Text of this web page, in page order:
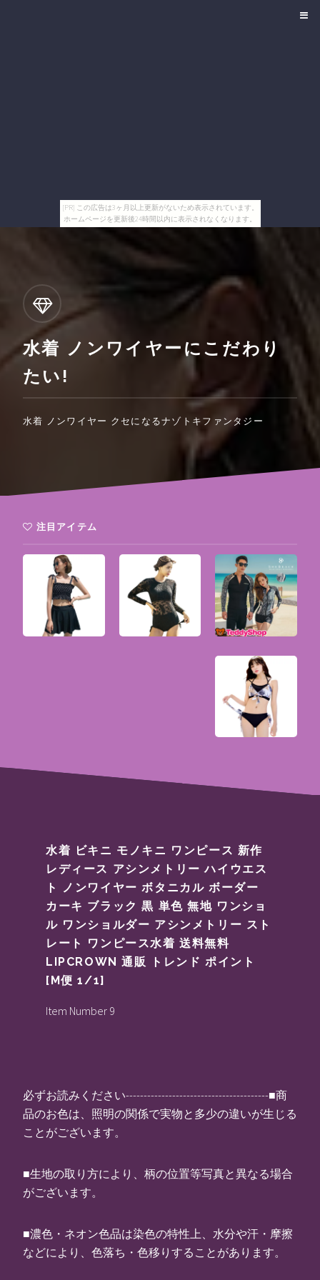
[PR] この広告は3ヶ月以上更新がないため表示されています。
ホームページを更新後24時間以内に表示されなくなります。
水着 ノンワイヤーにこだわり
たい!
水着 ノンワイヤー クセになるナゾトキファンタジー
注目アイテム
水着 ビキニ モノキニ ワンピース 新作
レディース アシンメトリー ハイウエス
ト ノンワイヤー ボタニカル ボーダー
カーキ ブラック 黒 単色 無地 ワンショ
ル ワンショルダー アシンメトリー スト
レート ワンピース水着 送料無料
LIPCROWN 通販 トレンド ポイント
[M便 1/1]
Item Number 9
必ずお読みください----------------------------------------■商
品のお色は、照明の関係で実物と多少の違いが生じる
ことがございます。
■生地の取り方により、柄の位置等写真と異なる場合
がございます。
■濃色・ネオン色品は染色の特性上、水分や汗・摩擦
などにより、色落ち・色移りすることがあります。